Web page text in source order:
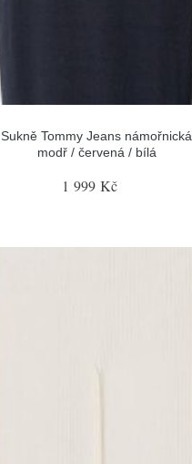
Sukně Tommy Jeans námořnická
modř / červená / bílá
1 999 Kč